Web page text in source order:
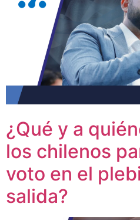
¿Qué y a
los chilenos
voto en el
salida?